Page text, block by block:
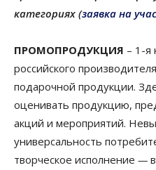
категориях (заявка на
ПРОМОПРОДУКЦИЯ – 1-я
российского
подарочной продукции.
оценивать продукцию,
акций и мероприятий.
универсальность
творческое исполнение —